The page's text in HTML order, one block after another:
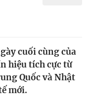
cuối cùng của
hiệu tích cực từ
Quốc và Nhật
mới.